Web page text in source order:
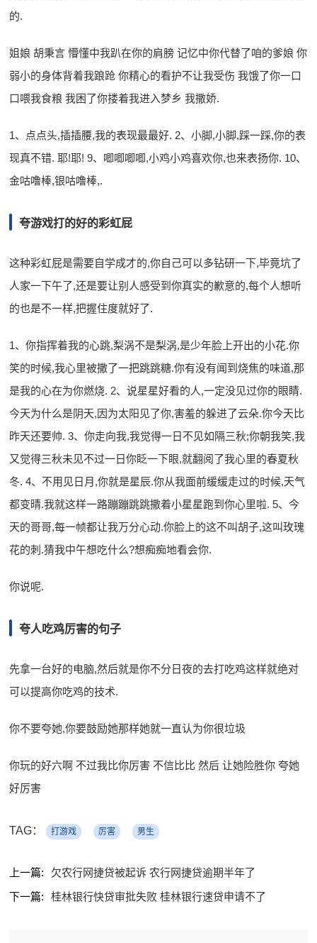
的.
姐娘 胡秉言 懵懂中我趴在你的肩膀 记忆中你代替了咱的爹娘 你
弱小的身体背着我踉跄 你精心的看护不让我受伤 我饿了你一口
口喂我食粮 我困了你搂着我进入梦乡 我撒娇.
1、点点头,插插腰,我的表现最最好. 2、小脚,小脚,踩一踩,你的表
现真不错. 耶!耶! 9、唧唧唧唧,小鸡小鸡喜欢你,也来表扬你. 10、
金咕噜棒,银咕噜棒,.
夸游戏打的好的彩虹屁
这种彩虹屁是需要自学成才的,你自己可以多钻研一下,毕竟坑了
人家一下午了,还是要让别人感受到你真实的歉意的,每个人想听
的也是不一样,把握住度就好了.
1、你指挥着我的心跳,梨涡不是梨涡,是少年脸上开出的小花.你
笑的时候,我心里被撒了一把跳跳糖.你有没有闻到烧焦的味道,那
是我的心在为你燃烧. 2、说星星好看的人,一定没见过你的眼睛.
今天为什么是阴天,因为太阳见了你,害羞的躲进了云朵.你今天比
昨天还要帅. 3、你走向我,我觉得一日不见如隔三秋;你朝我笑,我
又觉得三秋未见不过一日你眨一下眼,就翻阅了我心里的春夏秋
冬. 4、不用见日月,你就是星辰.你从我面前缓缓走过的时候,天气
都变晴.我就这样一路蹦蹦跳跳撒着小星星跑到你心里啦. 5、今
天的哥哥,每一帧都让我万分心动.你脸上的这不叫胡子,这叫玫瑰
花的刺.猜我中午想吃什么?想痴痴地看会你.
你说呢.
夸人吃鸡厉害的句子
先拿一台好的电脑,然后就是你不分日夜的去打吃鸡这样就绝对
可以提高你吃鸡的技术.
你不要夸她,你要鼓励她那样她就一直认为你很垃圾
你玩的好六啊 不过我比你厉害 不信比比 然后 让她险胜你 夸她
好厉害
TAG： 打游戏 厉害 男生
上一篇:
欠农行网捷贷被起诉 农行网捷贷逾期半年了
下一篇:
桂林银行快贷审批失败 桂林银行速贷申请不了